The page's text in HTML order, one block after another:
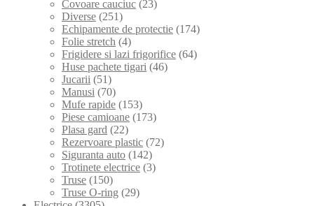
Covoare cauciuc (23)
Diverse (251)
Echipamente de protectie (174)
Folie stretch (4)
Frigidere si lazi frigorifice (64)
Huse pachete tigari (46)
Jucarii (51)
Manusi (70)
Mufe rapide (153)
Piese camioane (173)
Plasa gard (22)
Rezervoare plastic (72)
Siguranta auto (142)
Trotinete electrice (3)
Truse (150)
Truse O-ring (29)